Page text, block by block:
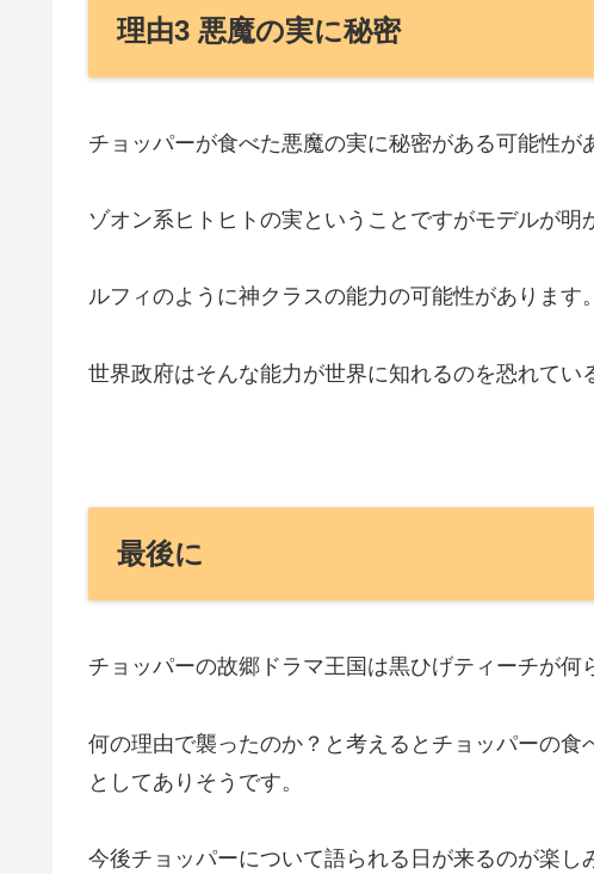
理由3 悪魔の実に秘密
チョッパーが食べた悪魔の実に秘密がある可能性が
ゾオン系ヒトヒトの実ということですがモデルが明
ルフィのように神クラスの能力の可能性があります。
世界政府はそんな能力が世界に知れるのを恐れてい
最後に
チョッパーの故郷ドラマ王国は黒ひげティーチが何
何の理由で襲ったのか？と考えるとチョッパーの
としてありそうです。
今後チョッパーについて語られる日が来るのが楽し